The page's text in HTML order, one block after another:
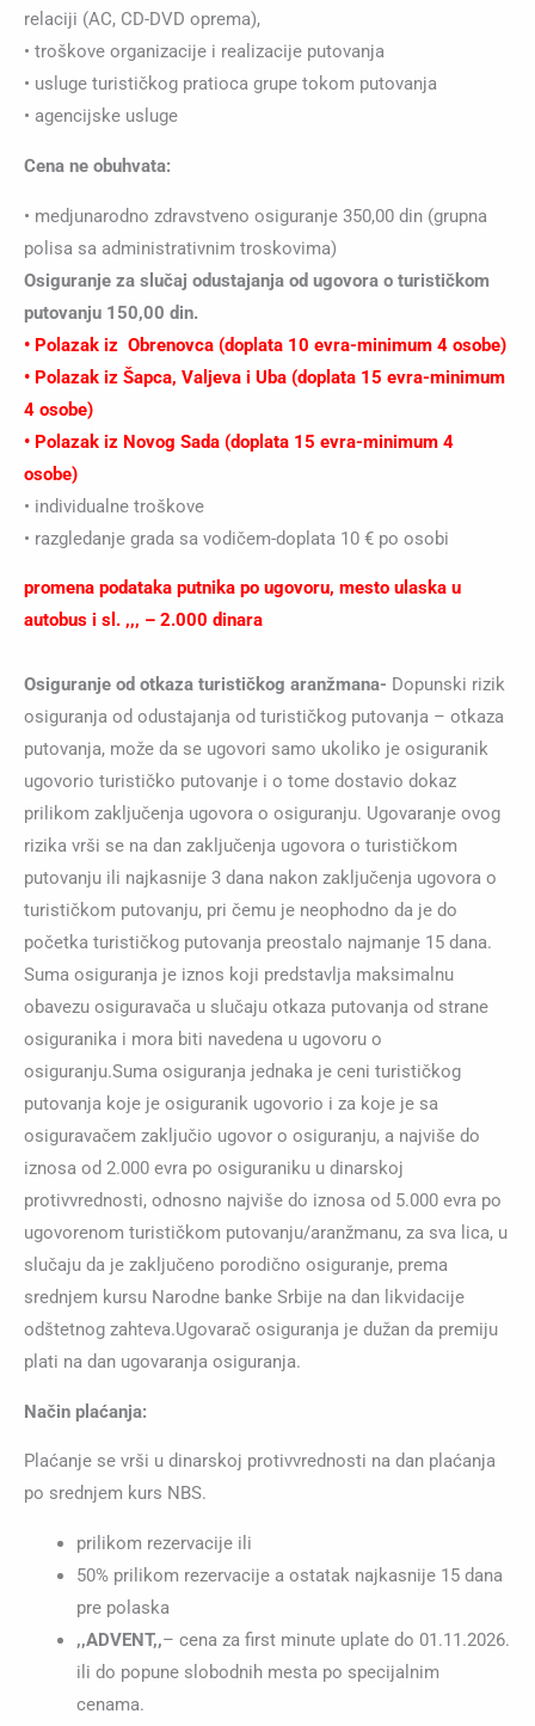
relaciji (AC, CD-DVD oprema),
• troškove organizacije i realizacije putovanja
• usluge turističkog pratioca grupe tokom putovanja
• agencijske usluge
Cena ne obuhvata:
• medjunarodno zdravstveno osiguranje 350,00 din (grupna
polisa sa administrativnim troskovima)
Osiguranje za slučaj odustajanja od ugovora o turističkom
putovanju 150,00 din.
• Polazak iz Obrenovca (doplata 10 evra-minimum 4 osobe)
• Polazak iz Šapca, Valjeva i Uba (doplata 15 evra-minimum
4 osobe)
• Polazak iz Novog Sada (doplata 15 evra-minimum 4
osobe)
• individualne troškove
• razgledanje grada sa vodičem-doplata 10 € po osobi
promena podataka putnika po ugovoru, mesto ulaska u
autobus i sl. ,,, – 2.000 dinara
Osiguranje od otkaza turističkog aranžmana- Dopunski rizik
osiguranja od odustajanja od turističkog putovanja – otkaza
putovanja, može da se ugovori samo ukoliko je osiguranik
ugovorio turističko putovanje i o tome dostavio dokaz
prilikom zaključenja ugovora o osiguranju. Ugovaranje ovog
rizika vrši se na dan zaključenja ugovora o turističkom
putovanju ili najkasnije 3 dana nakon zaključenja ugovora o
turističkom putovanju, pri čemu je neophodno da je do
početka turističkog putovanja preostalo najmanje 15 dana.
Suma osiguranja je iznos koji predstavlja maksimalnu
obavezu osiguravača u slučaju otkaza putovanja od strane
osiguranika i mora biti navedena u ugovoru o
osiguranju.Suma osiguranja jednaka je ceni turističkog
putovanja koje je osiguranik ugovorio i za koje je sa
osiguravačem zaključio ugovor o osiguranju, a najviše do
iznosa od 2.000 evra po osiguraniku u dinarskoj
protivvrednosti, odnosno najviše do iznosa od 5.000 evra po
ugovorenom turističkom putovanju/aranžmanu, za sva lica, u
slučaju da je zaključeno porodično osiguranje, prema
srednjem kursu Narodne banke Srbije na dan likvidacije
odštetnog zahteva.Ugovarač osiguranja je dužan da premiju
plati na dan ugovaranja osiguranja.
Način plaćanja:
Plaćanje se vrši u dinarskoj protivvrednosti na dan plaćanja
po srednjem kurs NBS.
prilikom rezervacije ili
50% prilikom rezervacije a ostatak najkasnije 15 dana
pre polaska
,,ADVENT,,– cena za first minute uplate do 01.11.2026.
ili do popune slobodnih mesta po specijalnim
cenama.